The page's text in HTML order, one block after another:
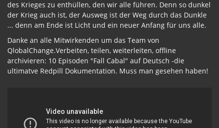
des Krieges zu enthüllen, den wir alle führen. Denn so dunkel
der Krieg auch ist, der Ausweg ist der Weg durch das Dunkle
... denn am Ende ist Licht und ein neuer Anfang für uns alle.
Danke an alle Mitwirkenden um das Team von
QlobalChange.Verbeiten, teilen, weiterleiten, offline
archivieren: 10 Episoden "Fall Cabal" auf Deutsch -die
ultimatve Redpill Dokumentation. Muss man gesehen haben!